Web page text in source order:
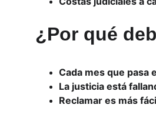
¿Por qué
Cada mes que pasa
La justicia está
Reclamar es más